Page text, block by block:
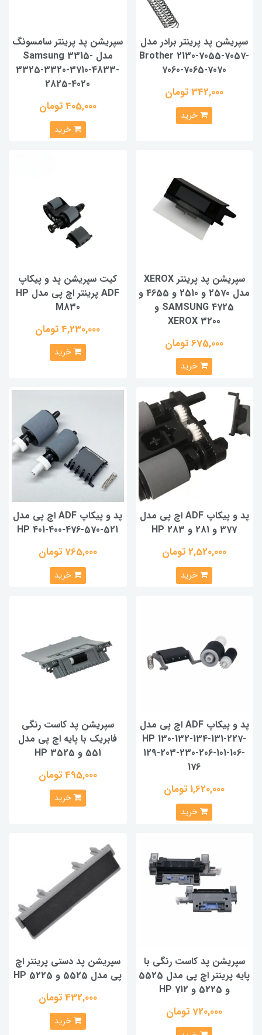
سپریشن پد پرینتر برادر مدل
Brother 2130-7055-7057-
7060-7065-7070
342,000 تومان
خرید
سپریشن پد پرینتر سامسونگ
مدل Samsung 3315-
3325-3320-3710-4833-
2825-4020
405,000 تومان
خرید
سپریشن پد پرینتر XEROX
مدل 2570 و 2510 و 4655 و
SAMSUNG 4725 و
XEROX 3200
675,000 تومان
خرید
کیت سپریشن پد و پیکاپ
ADF پرینتر اچ پی مدل HP
M830
4,230,000 تومان
خرید
پد و پیکاپ ADF اچ پی مدل
377 و 281 و HP 283
2,520,000 تومان
خرید
پد و پیکاپ ADF اچ پی مدل
HP 401-400-476-570-521
765,000 تومان
خرید
پد و پیکاپ ADF اچ پی مدل
HP 130-132-134-131-227-
129-203-230-206-101-106-
176
1,620,000 تومان
خرید
سپریشن پد کاست رنگی
فابریک با پایه اچ پی مدل
551 و HP 3525
495,000 تومان
خرید
سپریشن پد کاست رنگی با
پایه پرینتر اچ پی مدل 5525
و 5225 و HP 712
720,000 تومان
سپریشن پد دستی پرینتر اچ
پی مدل 5525 و HP 5225
432,000 تومان
خرید